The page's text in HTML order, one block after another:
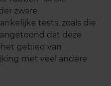
zware
tests, zoals die
dat deze
gebied van
met veel andere